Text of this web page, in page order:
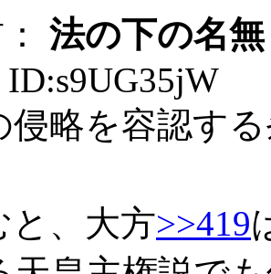
法の下の名
ID:s9UG35jW
侵略を容認す
と、大方>>419